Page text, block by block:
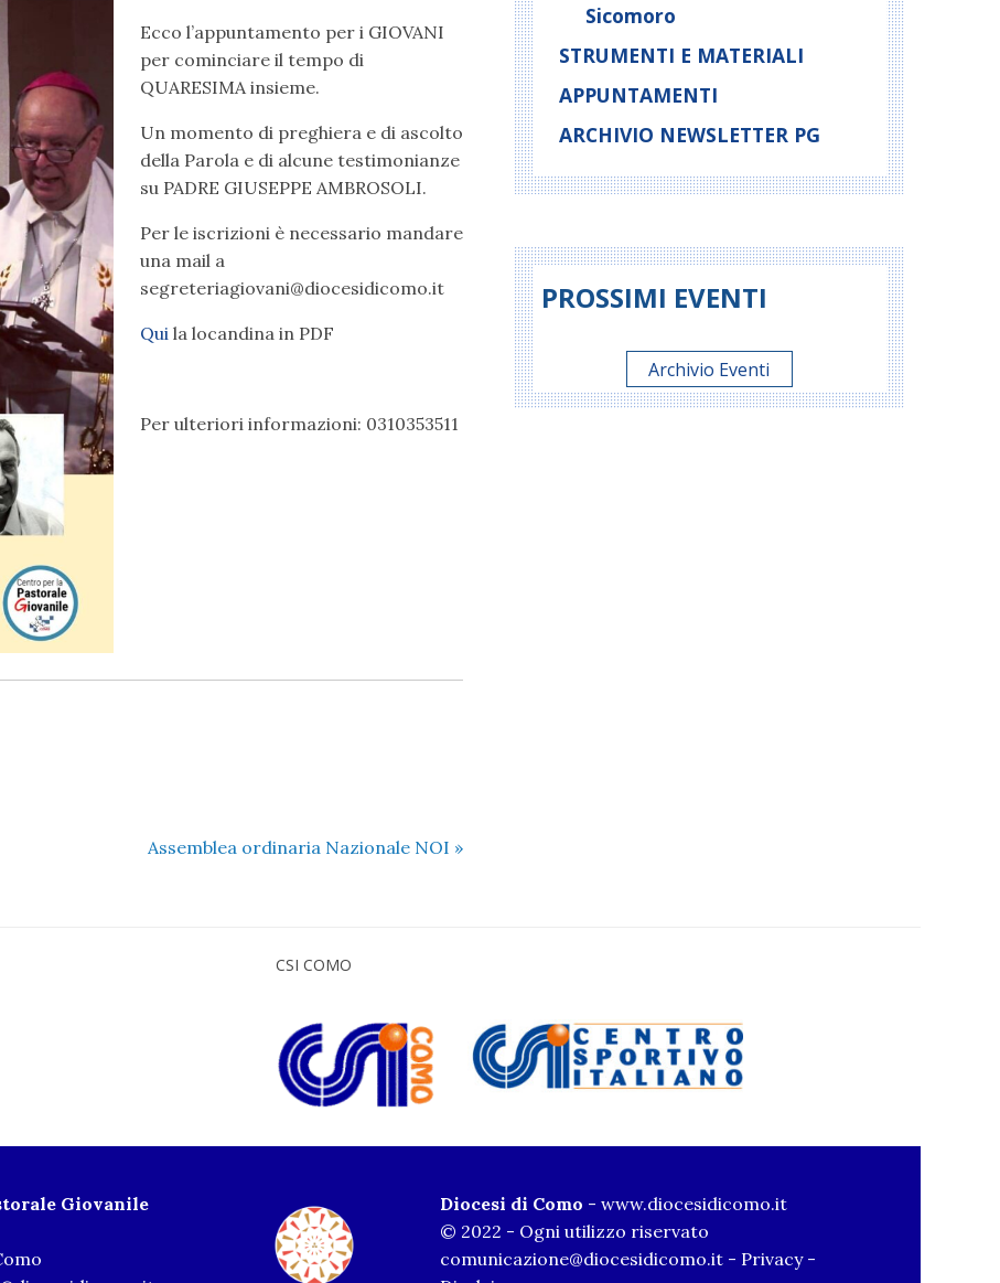
Ecco l’appuntamento per i GIOVANI
per cominciare il tempo di
QUARESIMA insieme.
Un momento di preghiera e di ascolto
della Parola e di alcune testimonianze
su PADRE GIUSEPPE AMBROSOLI.
Per le iscrizioni è necessario mandare
una mail a
segreteriagiovani@diocesidicomo.it
Qui la locandina in PDF
Per ulteriori informazioni: 0310353511
Assemblea ordinaria Nazionale NOI »
Sicomoro
STRUMENTI E MATERIALI
APPUNTAMENTI
ARCHIVIO NEWSLETTER PG
PROSSIMI EVENTI
Archivio Eventi
CSI COMO
Giovanile
Diocesi di Como - www.diocesidicomo.it
© 2022 - Ogni utilizzo riservato
comunicazione@diocesidicomo.it - Privacy-